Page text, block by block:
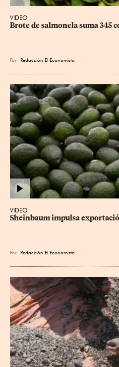
VIDEO
Brote de salmonela suma 345
Por Redacción El Economista
VIDEO
Sheinbaum impulsa
Por Redacción El Economista